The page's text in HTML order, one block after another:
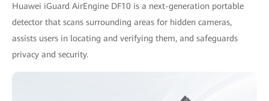
Huawei iGuard AirEngine DF10 is a next-generation portable
detector that scans surrounding areas for hidden cameras,
assists users in locating and verifying them, and safeguards
privacy and security.